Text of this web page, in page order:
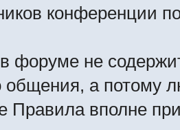
конференции
форуме не
общения, а потому
Правила вполне